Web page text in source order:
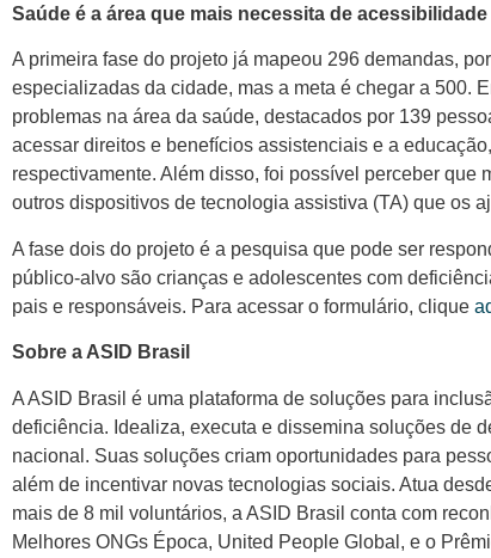
Saúde é a área que mais necessita de acessibilidade
A primeira fase do projeto já mapeou 296 demandas,
especializadas da cidade, mas a meta é chegar a 500.
problemas na área da saúde, destacados por 139
acessar direitos e benefícios assistenciais e a
respectivamente. Além disso, foi possível perceber que
outros dispositivos de tecnologia assistiva (TA) que os
A fase dois do projeto é a pesquisa que pode ser
público-alvo são crianças e adolescentes com
pais e responsáveis. Para acessar o formulário, clique
Sobre a ASID Brasil
A ASID Brasil é uma plataforma de soluções para
deficiência. Idealiza, executa e dissemina soluções de
nacional. Suas soluções criam oportunidades para
além de incentivar novas tecnologias sociais. Atua
mais de 8 mil voluntários, a ASID Brasil conta com
Melhores ONGs Época, United People Global, e o